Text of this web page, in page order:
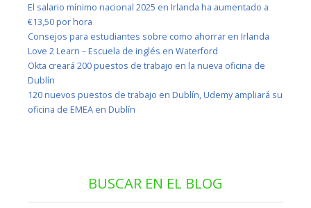
El salario mínimo nacional 2025 en Irlanda ha aumentado a
€13,50 por hora
Consejos para estudiantes sobre como ahorrar en Irlanda
Love 2 Learn – Escuela de inglés en Waterford
Okta creará 200 puestos de trabajo en la nueva oficina de
Dublín
120 nuevos puestos de trabajo en Dublín, Udemy ampliará su
oficina de EMEA en Dublín
BUSCAR EN EL BLOG